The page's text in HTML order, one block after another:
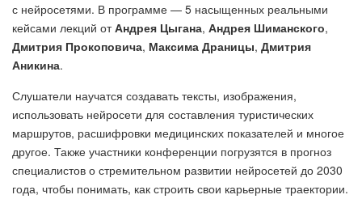
с нейросетями. В программе — 5 насыщенных реальными
кейсами лекций отАндрея Цыгана, Андрея Шиманского,
Дмитрия Прокоповича, Максима Драницы, Дмитрия
Аникина.
Слушатели научатся создавать тексты, изображения,
использовать нейросети для составления туристических
маршрутов, расшифровки медицинских показателей и многое
другое. Также участники конференции погрузятся в прогноз
специалистов о стремительном развитии нейросетей до 2030
года, чтобы понимать, как строить свои карьерные траектории.